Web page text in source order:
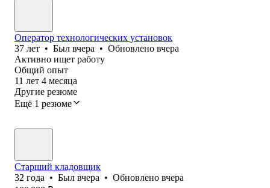
Оператор технологических установок
37 лет • Был вчера • Обновлено вчера
Активно ищет работу
Общий опыт
11 лет 4 месяца
Другие резюме
Ещё 1 резюме
Старший кладовщик
32 года • Был вчера • Обновлено вчера